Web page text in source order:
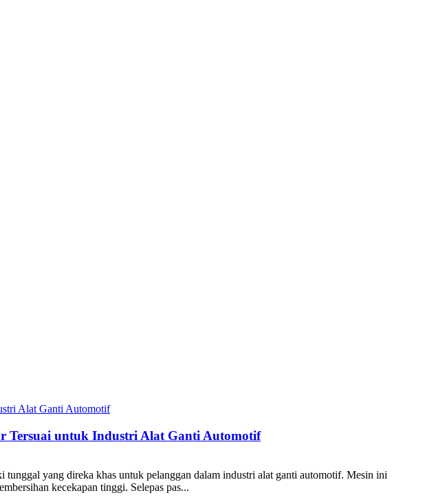
Tersuai untuk Industri Alat Ganti Automotif
yang direka khas untuk pelanggan dalam industri alat ganti automotif. Mesin ini
kecekapan tinggi. Selepas pas...